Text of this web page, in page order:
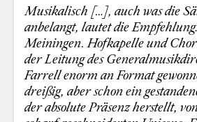
Musikalisch […], auch was die
anbelangt, lautet die
Meiningen. Hofkapelle und
der Leitung des
Farrell enorm an Format
dreißig, aber schon ein
der absolute Präsenz herstellt,